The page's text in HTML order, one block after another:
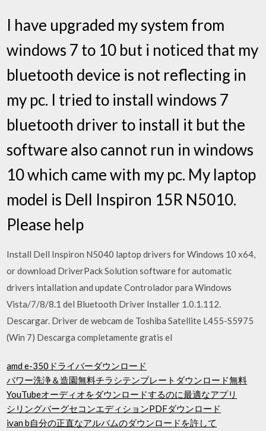
I have upgraded my system from
windows 7 to 10 but i noticed that my
bluetooth device is not reflecting in
my pc. I tried to install windows 7
bluetooth driver to install it but the
software also cannot run in windows
10 which came with my pc. My laptop
model is Dell Inspiron 15R N5010.
Please help
Install Dell Inspiron N5040 laptop drivers for Windows 10 x64,
or download DriverPack Solution software for automatic
drivers intallation and update Controlador para Windows
Vista/7/8/8.1 del Bluetooth Driver Installer 1.0.1.112.
Descargar. Driver de webcam de Toshiba Satellite L455-S5975
(Win 7) Descarga completamente gratis el
amd e-350ドライバーダウンロード
パワー洗浄＆造園無料チラシテンプレートダウンロード無料
YouTubeオーディオをダウンロードするのに最適なアプリ
シリングバーグセコンエディションPDFダウンロード
ivan b自分の正直なアルバムのダウンロードを許して